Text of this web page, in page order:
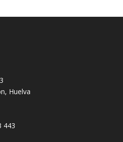
Huelva
443